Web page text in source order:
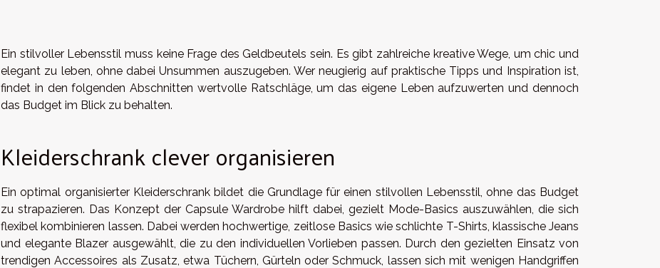
Ein stilvoller Lebensstil muss keine Frage des Geldbeutels sein. Es gibt zahlreiche kreative Wege, um chic und
elegant zu leben, ohne dabei Unsummen auszugeben. Wer neugierig auf praktische Tipps und Inspiration ist,
findet in den folgenden Abschnitten wertvolle Ratschläge, um das eigene Leben aufzuwerten und dennoch
das Budget im Blick zu behalten.
Kleiderschrank clever organisieren
Ein optimal organisierter Kleiderschrank bildet die Grundlage für einen stilvollen Lebensstil, ohne das Budget
zu strapazieren. Das Konzept der Capsule Wardrobe hilft dabei, gezielt Mode-Basics auszuwählen, die sich
flexibel kombinieren lassen. Dabei werden hochwertige, zeitlose Basics wie schlichte T-Shirts, klassische Jeans
und elegante Blazer ausgewählt, die zu den individuellen Vorlieben passen. Durch den gezielten Einsatz von
trendigen Accessoires als Zusatz, etwa Tüchern, Gürteln oder Schmuck, lassen sich mit wenigen Handgriffen